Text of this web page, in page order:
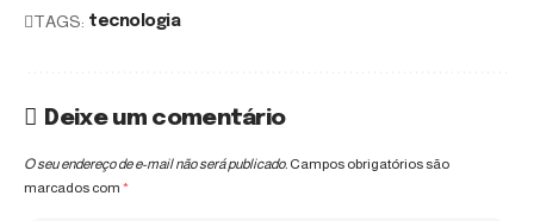
TAGS: tecnologia
Deixe um comentário
O seu endereço de e-mail não será publicado. Campos obrigatórios são
marcados com *